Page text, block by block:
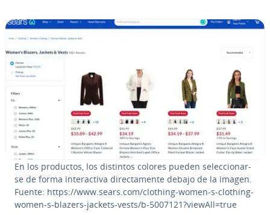
En los productos, los distintos colores pueden se­le­c­cio­nar­
se de forma in­ter­ac­ti­va di­re­c­ta­me­n­te debajo de la imagen.
Fuente: https://www.sears.com/clothing-women-s-clothing-
women-s-blazers-jackets-vests/b-5007121?viewAll=true